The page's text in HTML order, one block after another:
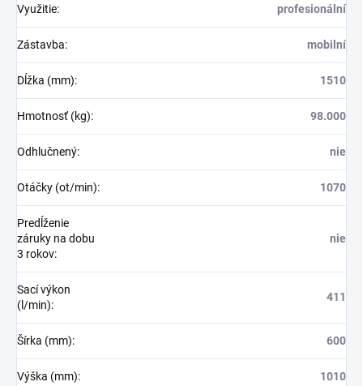
Využitie: profesionální
Zástavba: mobilní
Dĺžka (mm): 1510
Hmotnosť (kg): 98.000
Odhlučnený: nie
Otáčky (ot/min): 1070
Predĺženie
záruky na dobu
3 rokov:
nie
Sací výkon
(l/min):
411
Šírka (mm): 600
Výška (mm): 1010